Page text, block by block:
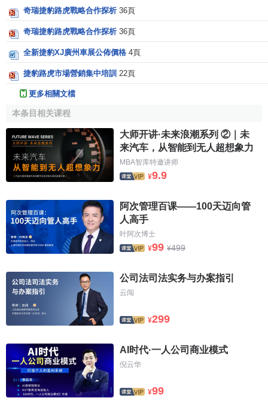
格將福特旗下“捷豹”和“路虎”兩大知名汽車品牌收於麾下。
車標故事
捷豹汽車的名字起源，則可追溯
到1937年。該年6月SS汽車公司正式
接收了Sunbeam(Wolverhampton)汽
車公司。當時，里昂斯爵士十分希望
能把汽車名為Sunbeam，因為
Sunbeam曾於多次的世界賽車中取
得冠軍，可謂“勝利”的標誌。可惜，
公司內部出現了一些問題。最後，被迫放棄使用Sunbeam作
發音清脆的名字—Jaguar，它是根據第一次世界大戰的一種
飛行機器而命名。捷豹，香港人還稱“積架”，緣由英文
JAGUAR的音譯。
一個沉沉浮浮充滿傳奇的
故事，一段輝煌的歷史以及無
數個永恆的經典，這就是捷豹
故事還要從1922年講起，
有一位名為威廉.里昂斯
(William Lyons)的摩托車發燒
奇瑞捷豹路虎戰略合作探析 36頁
奇瑞捷豹路虎戰略合作探析 36頁
全新捷豹XJ廣州車展公佈價格 4頁
捷豹路虎市場營銷集中培訓 22頁
更多相關文檔
本条目相关课程
大师开讲·未来浪潮系列 ②｜未
来汽车，从智能到无人超想象力
MBA智库特邀讲师
¥9.9
阿次管理百课——100天迈向管
人高手
叶阿次博士
¥99 ¥499
公司法司法实务与办案指引
云闯
¥299
AI时代·一人公司商业模式
倪云华
¥99